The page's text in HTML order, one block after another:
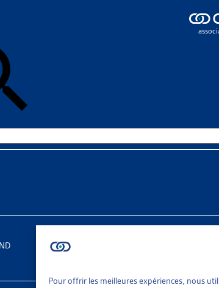
Pour offrir les meilleures expériences, nous
Parlement>
Parlement»Objets